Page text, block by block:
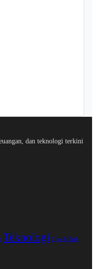
dan teknologi terkini
Teknologi Tips & Trik